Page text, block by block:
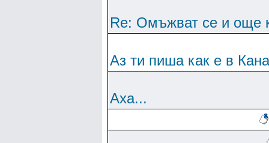
Re: Омъжват се и още
Аз ти пиша как е в
Аха...